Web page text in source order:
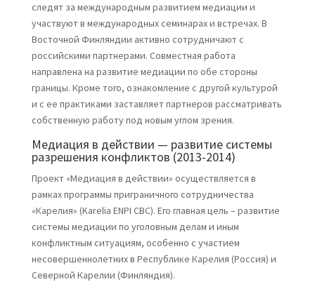
следят за международным развитием медиации и
участвуют в международных семинарах и встречах. В
Восточной Финляндии активно сотрудничают с
российскими партнерами. Совместная работа
направлена на развитие медиации по обе стороны
границы. Кроме того, ознакомление с другой культурой
и с ее практиками заставляет партнеров рассматривать
собственную работу под новым углом зрения.
Медиация в действии — развитие системы
разрешения конфликтов (2013-2014)
Проект «Медиация в действии» осуществляется в
рамках программы приграничного сотрудничества
«Карелия» (Karelia ENPI CBC). Его главная цель – развитие
системы медиации по уголовным делам и иным
конфликтным ситуациям, особенно с участием
несовершеннолетних в Республике Карелия (Россия) и
Северной Карелии (Финляндия).